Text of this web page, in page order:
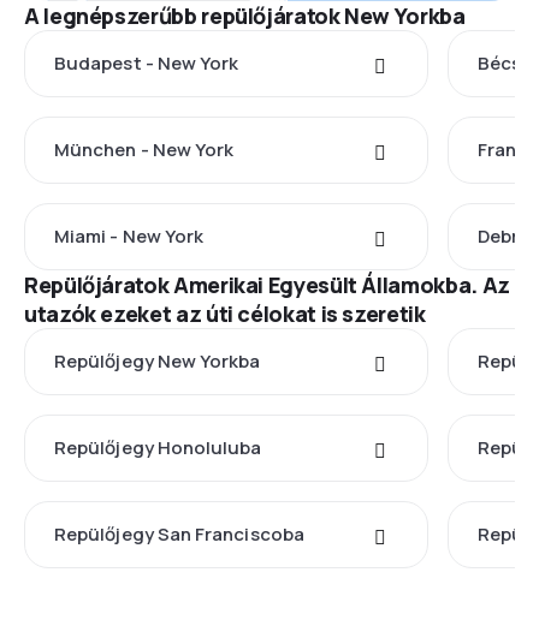
A legnépszerűbb repülőjáratok New Yorkba
Budapest - New York Bécs -
München - New York
Miami - New York
Repülőjáratok Amerikai Egyesült Államokba. Az
utazók ezeket az úti célokat is szeretik
Repülőjegy New Yorkba
Repülőjegy Honoluluba
Repülőjegy San Franciscoba